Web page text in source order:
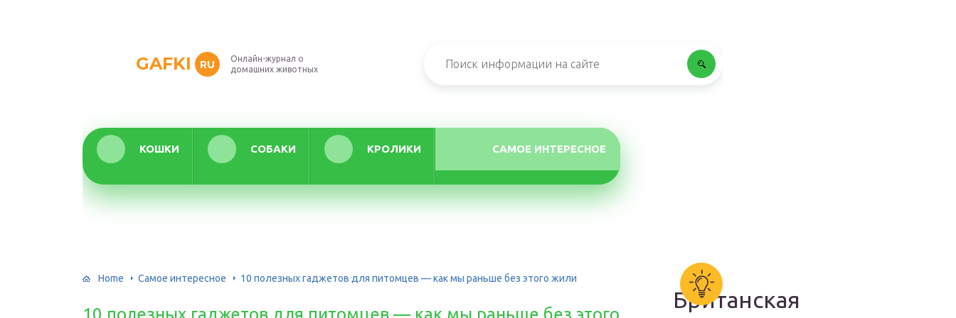
GAFKI RU
Онлайн-журнал о
домашних животных
КОШКИ СОБАКИ КРОЛИКИ САМОЕ ИНТЕРЕСНОЕ
Home Самое интересное 10 полезных гаджетов для питомцев — как мы раньше без этого жили
10 полезных гаджетов для питомцев — как мы раньше без этого
Британская